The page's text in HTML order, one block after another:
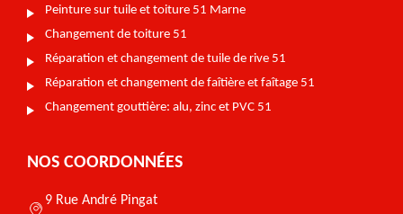
Peinture sur tuile et toiture 51 Marne
Changement de toiture 51
Réparation et changement de tuile de rive 51
Réparation et changement de faîtière et faîtage 51
Changement gouttière: alu, zinc et PVC 51
NOS COORDONNÉES
9 Rue André Pingat